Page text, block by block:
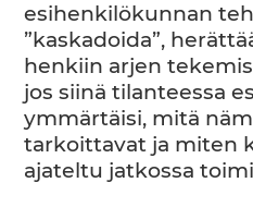
esihenkilökunnan
”kaskadoida”,
henkiin arjen
jos siinä tilanteessa
ymmärtäisi, mitä
tarkoittavat ja miten
ajateltu jatkossa